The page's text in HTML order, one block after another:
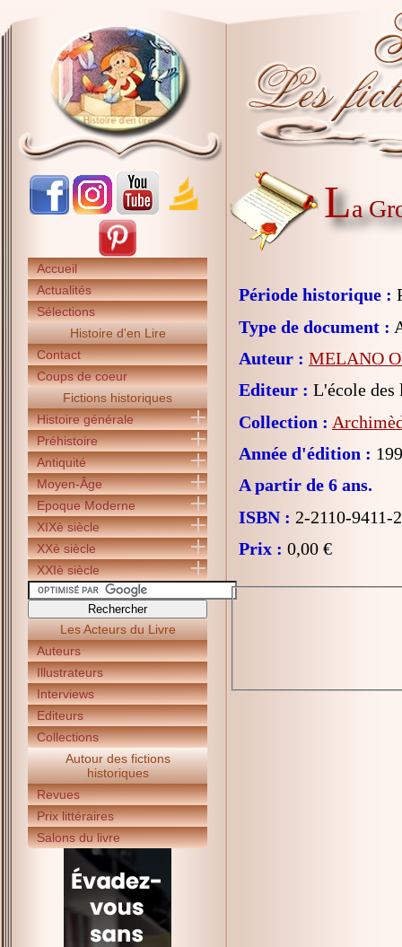
Accueil
Actualités
Sélections
Histoire d'en Lire
Contact
Coups de coeur
Fictions historiques
Histoire générale
Préhistoire
Antiquité
Moyen-Âge
Epoque Moderne
XIXè siècle
XXè siècle
XXIè siècle
Les Acteurs du Livre
Auteurs
Illustrateurs
Interviews
Editeurs
Collections
Autour des fictions
historiques
Revues
Prix littéraires
Salons du livre
La
Période historique :
Type de document :
Auteur : MELANO
Editeur : L'école des
Collection :
Année d'édition :
A partir de 6 ans.
ISBN : 2-2110-9411-2
Prix : 0,00 €